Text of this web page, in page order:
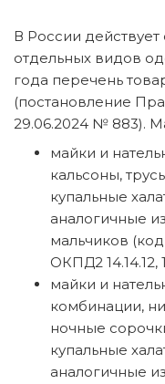
В России
отдельных видов
года перечень
(постановление
29.06.2024 № 883).
майки и
кальсоны,
купальные
аналогичные
мальчиков
ОКПД2 14.14.12,
майки и
комбинации,
ночные
купальные
аналогичные